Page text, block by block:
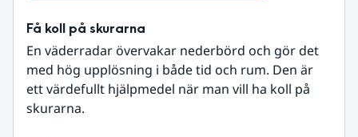
Få koll på skurarna
En väderradar övervakar nederbörd och gör det
med hög upplösning i både tid och rum. Den är
ett värdefullt hjälpmedel när man vill ha koll på
skurarna.